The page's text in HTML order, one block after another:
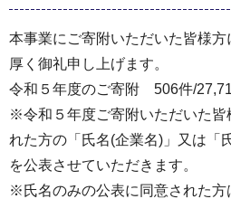
本事業にご寄附いただいた皆様
厚く御礼申し上げます。
令和５年度のご寄附 506件/
※令和５年度ご寄附いただいた皆
れた方の「氏名(企業名)」又は「
を公表させていただきます。
※氏名のみの公表に同意された